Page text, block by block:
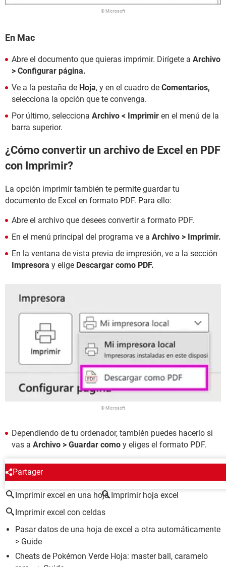
© Microsoft
En Mac
Abre el documento que quieras imprimir. Dirígete a Archivo
> Configurar página.
Ve a la pestaña de Hoja, y en el cuadro de Comentarios,
selecciona la opción que te convenga.
Por último, selecciona Archivo < Imprimir en el menú de la
barra superior.
¿Cómo convertir un archivo de Excel en PDF
con Imprimir?
La opción imprimir también te permite guardar tu
documento de Excel en formato PDF. Para ello:
Abre el archivo que desees convertir a formato PDF.
En el menú principal del programa ve a Archivo > Imprimir.
En la ventana de vista previa de impresión, ve a la sección
Impresora y elige Descargar como PDF.
© Microsoft
Dependiendo de tu ordenador, también puedes hacerlo si
vas a Archivo > Guardar como y eliges el formato PDF.
Partager
ALREDEDOR DEL MISMO TEMA
Imprimir excel en una hoja Imprimir hoja excel
Imprimir excel con celdas
Pasar datos de una hoja de excel a otra automáticamente
> Guide
Cheats de Pokémon Verde Hoja: master ball, caramelo